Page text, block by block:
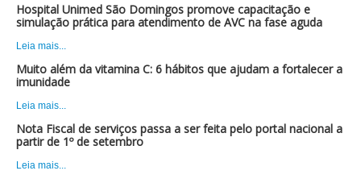
Hospital Unimed São Domingos promove capacitação e
simulação prática para atendimento de AVC na fase aguda
Leia mais...
Muito além da vitamina C: 6 hábitos que ajudam a fortalecer a
imunidade
Leia mais...
Nota Fiscal de serviços passa a ser feita pelo portal nacional a
partir de 1º de setembro
Leia mais...